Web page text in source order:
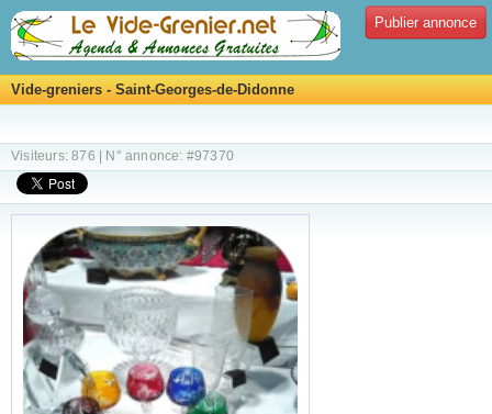
Publier annonce
Vide-greniers - Saint-Georges-de-Didonne
Visiteurs: 876 | N° annonce: #97370